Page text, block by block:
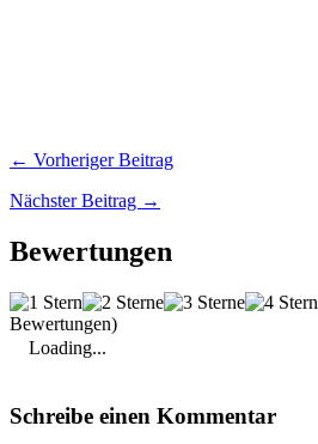
← Vorheriger Beitrag
Nächster Beitrag →
Bewertungen
Bewertungen)
Loading...
Schreibe einen Kommentar